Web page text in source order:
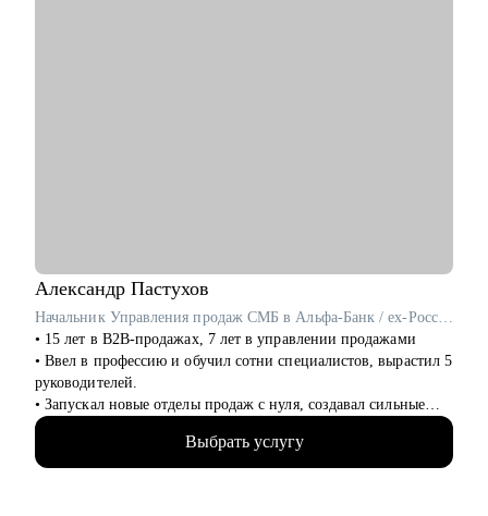
Александр Пастухов
Начальник Управления продаж СМБ в Альфа-Банк / ex-Россельхозбанк, Русфинанс Банк
• 15 лет в B2B-продажах, 7 лет в управлении продажами
• Ввел в профессию и обучил сотни специалистов, вырастил 5
руководителей.
• Запускал новые отделы продаж с нуля, создавал сильные
команды.
руководителей.
Выбрать услугу